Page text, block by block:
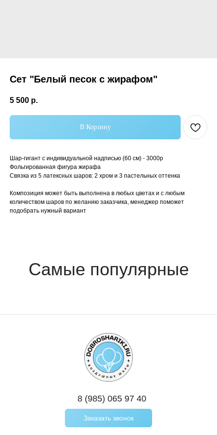
Сет "Белый песок с жирафом"
5 500 р.
В Корзину
Шар-гигант с индивидуальной надписью (60 см) - 3000р
Фольгированная фигура жирафа
Связка из 5 латексных шаров: 2 хром и 3 пастельных оттенка
Композиция может быть выполнена в любых цветах и с любым
количеством шаров по желанию заказчика, менеджер поможет
подобрать нужный вариант
Самые популярные
8 (985) 065 97 40
Заказать звонок